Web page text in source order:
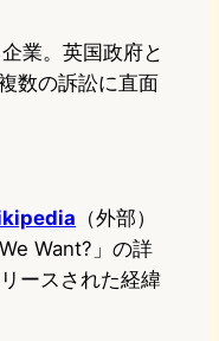
業。英国政府と
数の訴訟に直面
（外部）
Want?」の詳
ースされた経緯